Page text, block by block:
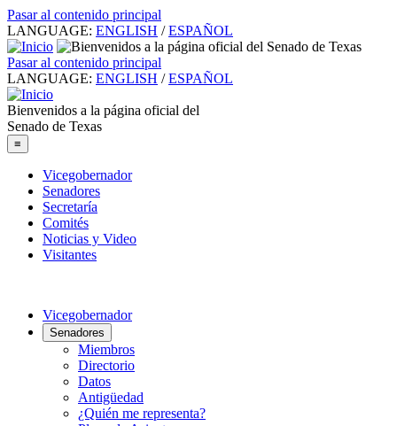
Pasar al contenido principal
LANGUAGE: ENGLISH / ESPAÑOL
Pasar al contenido principal
LANGUAGE: ENGLISH / ESPAÑOL
Bienvenidos a la página oficial del
Senado de Texas
≡
Vicegobernador
Senadores
Secretaría
Comités
Noticias y Video
Visitantes
Vicegobernador
Senadores
Miembros
Directorio
Datos
Antigüedad
¿Quién me representa?